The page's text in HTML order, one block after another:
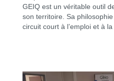
GEIQ est un véritable outil
son territoire. Sa
circuit court à l’emploi et à